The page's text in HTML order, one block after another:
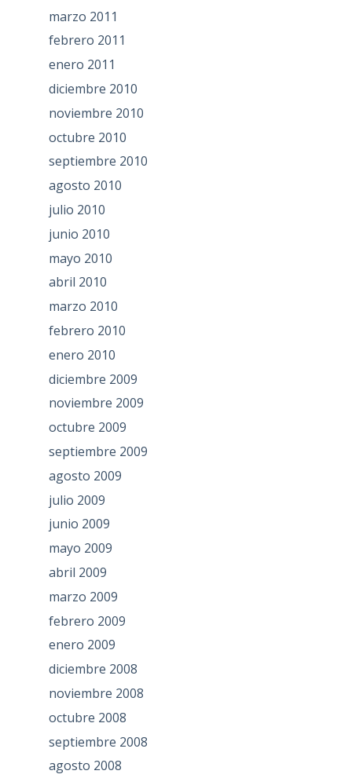
marzo 2011
febrero 2011
enero 2011
diciembre 2010
noviembre 2010
octubre 2010
septiembre 2010
agosto 2010
julio 2010
junio 2010
mayo 2010
abril 2010
marzo 2010
febrero 2010
enero 2010
diciembre 2009
noviembre 2009
octubre 2009
septiembre 2009
agosto 2009
julio 2009
junio 2009
mayo 2009
abril 2009
marzo 2009
febrero 2009
enero 2009
diciembre 2008
noviembre 2008
octubre 2008
septiembre 2008
agosto 2008